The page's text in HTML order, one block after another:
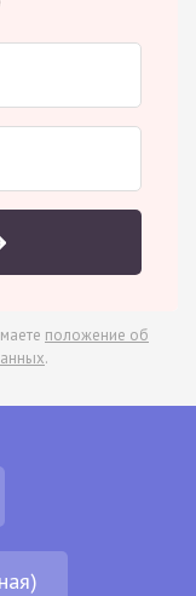
положение об
.